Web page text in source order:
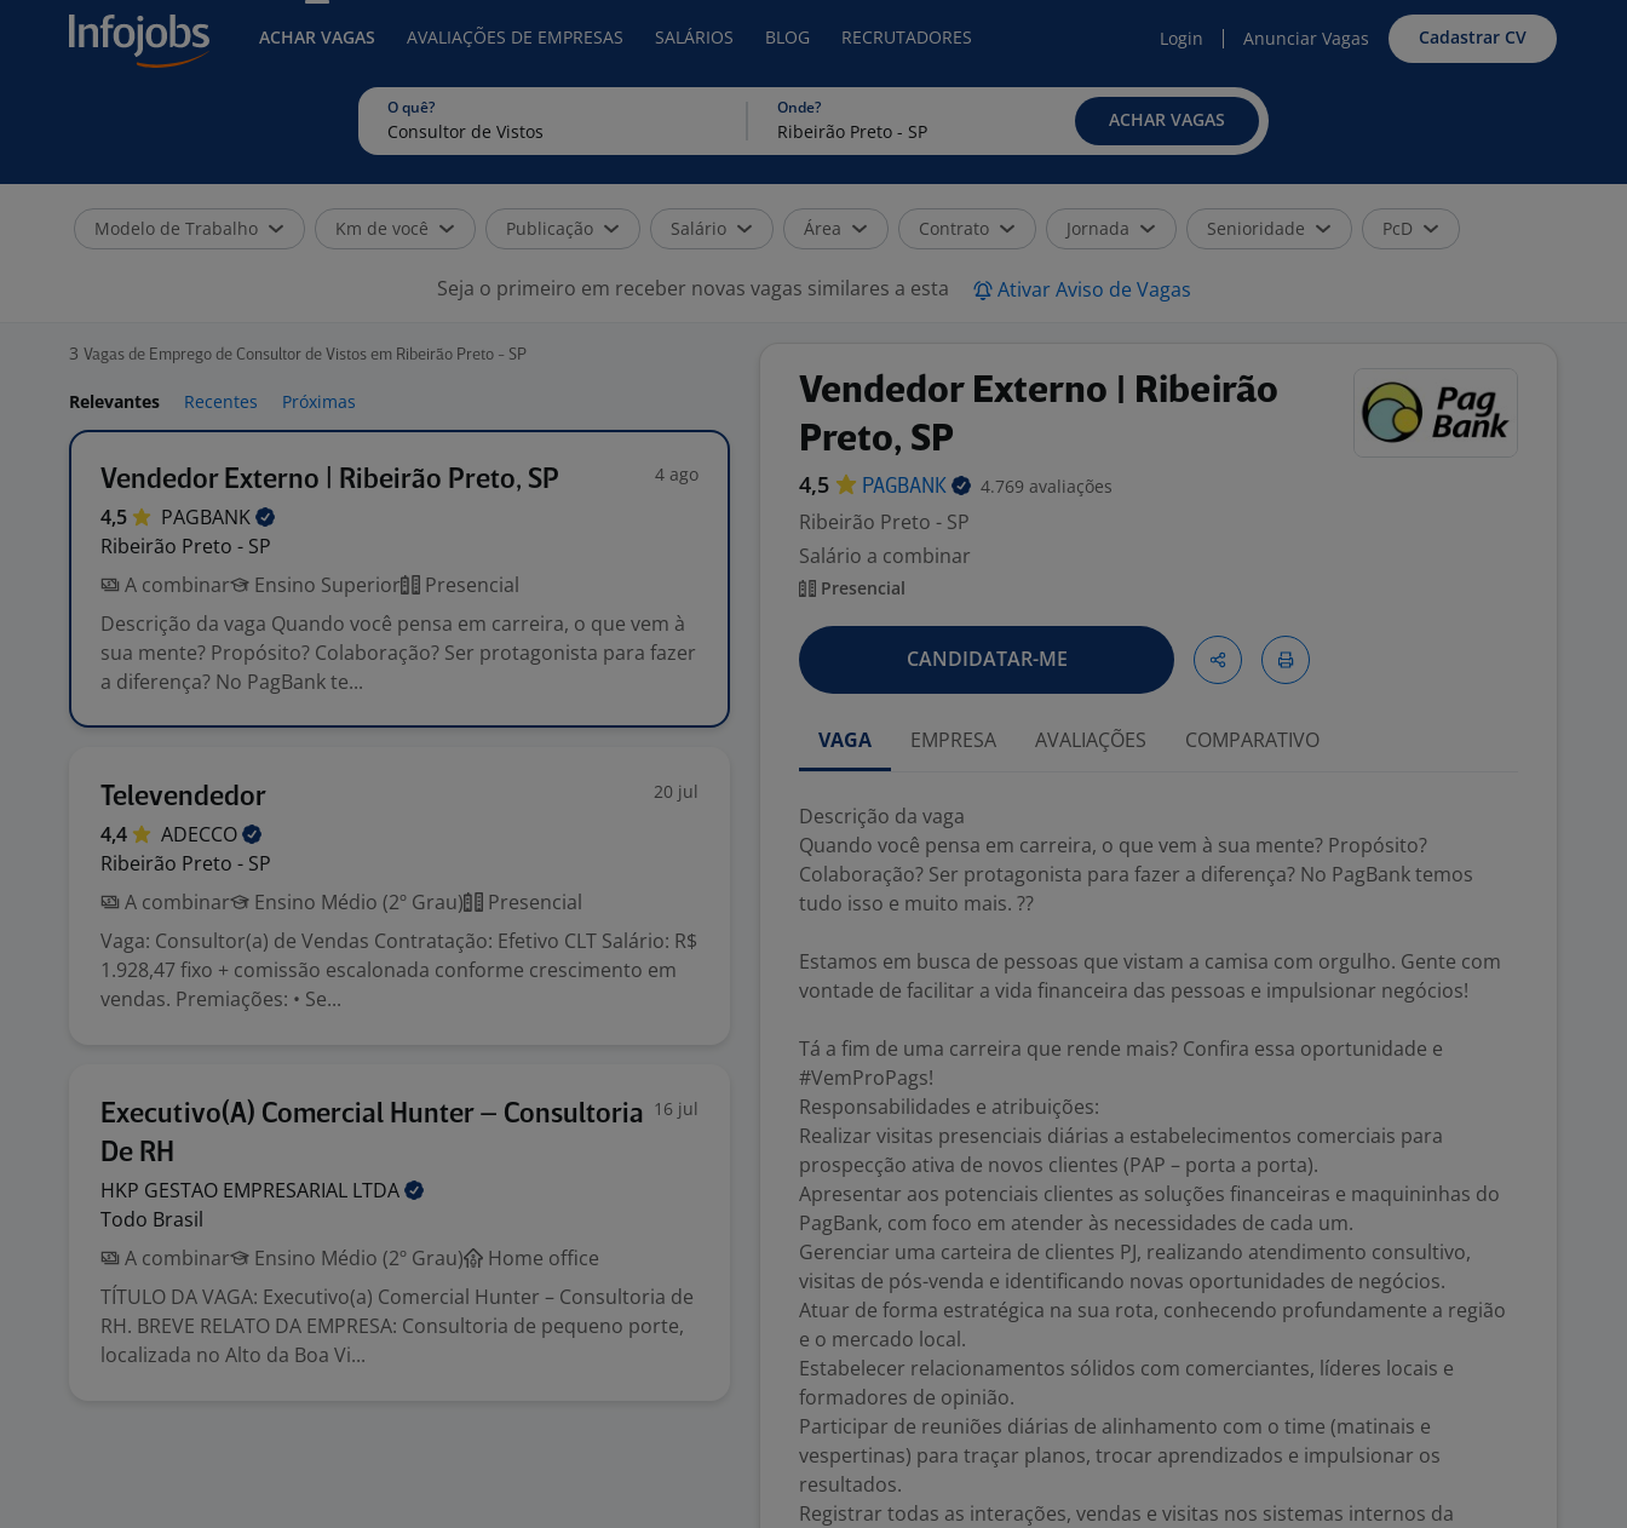
ACHAR VAGAS AVALIAÇÕES DE EMPRESAS SALÁRIOS BLOG RECRUTADORES Login Anunciar Vagas Cadastrar CV
O quê? Onde?
ACHAR VAGAS
Modelo de Trabalho Km de você Publicação Salário Área Contrato Jornada Senioridade PcD
Seja o primeiro em receber novas vagas similares a esta Ativar Aviso de Vagas
3 Vagas de Emprego de Consultor de Vistos em Ribeirão Preto - SP
Relevantes Recentes Próximas
Vendedor Externo | Ribeirão Preto, SP 4 ago
4,5
PAGBANK
Ribeirão Preto - SP
A combinar
Ensino Superior
Presencial
Descrição da vaga Quando você pensa em carreira, o que vem à
sua mente? Propósito? Colaboração? Ser protagonista para fazer
a diferença? No PagBank te...
Televendedor 20 jul
4,4
ADECCO
Ribeirão Preto - SP
A combinar
Ensino Médio (2º Grau)
Presencial
Vaga: Consultor(a) de Vendas Contratação: Efetivo CLT Salário: R$
1.928,47 fixo + comissão escalonada conforme crescimento em
vendas. Premiações: • Se...
Executivo(A) Comercial Hunter – Consultoria
De RH
16 jul
HKP GESTAO EMPRESARIAL LTDA
Todo Brasil
A combinar
Ensino Médio (2º Grau)
Home office
TÍTULO DA VAGA: Executivo(a) Comercial Hunter – Consultoria de
RH. BREVE RELATO DA EMPRESA: Consultoria de pequeno porte,
localizada no Alto da Boa Vi...
Vendedor Externo | Ribeirão
Preto, SP
4,5 PAGBANK 4.769 avaliações
Ribeirão Preto - SP
Salário a combinar
Presencial
CANDIDATAR-ME
VAGA EMPRESA AVALIAÇÕES COMPARATIVO
Descrição da vaga
Quando você pensa em carreira, o que vem à sua mente? Propósito?
Colaboração? Ser protagonista para fazer a diferença? No PagBank temos
tudo isso e muito mais. ??
Estamos em busca de pessoas que vistam a camisa com orgulho. Gente com
vontade de facilitar a vida financeira das pessoas e impulsionar negócios!
Tá a fim de uma carreira que rende mais? Confira essa oportunidade e
#VemProPags!
Responsabilidades e atribuições:
Realizar visitas presenciais diárias a estabelecimentos comerciais para
prospecção ativa de novos clientes (PAP – porta a porta).
Apresentar aos potenciais clientes as soluções financeiras e maquininhas do
PagBank, com foco em atender às necessidades de cada um.
Gerenciar uma carteira de clientes PJ, realizando atendimento consultivo,
visitas de pós-venda e identificando novas oportunidades de negócios.
Atuar de forma estratégica na sua rota, conhecendo profundamente a região
e o mercado local.
Estabelecer relacionamentos sólidos com comerciantes, líderes locais e
formadores de opinião.
Participar de reuniões diárias de alinhamento com o time (matinais e
vespertinas) para traçar planos, trocar aprendizados e impulsionar os
resultados.
Registrar todas as interações, vendas e visitas nos sistemas internos da